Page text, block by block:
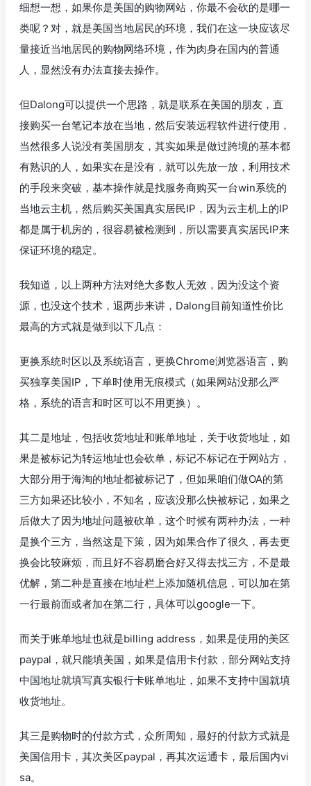
细想一想，如果你是美国的购物网站，你最不会砍的是哪一
类呢？对，就是美国当地居民的环境，我们在这一块应该尽
量接近当地居民的购物网络环境，作为肉身在国内的普通
人，显然没有办法直接去操作。
但Dalong可以提供一个思路，就是联系在美国的朋友，直
接购买一台笔记本放在当地，然后安装远程软件进行使用，
当然很多人说没有美国朋友，其实如果是做过跨境的基本都
有熟识的人，如果实在是没有，就可以先放一放，利用技术
的手段来突破，基本操作就是找服务商购买一台win系统的
当地云主机，然后购买美国真实居民IP，因为云主机上的IP
都是属于机房的，很容易被检测到，所以需要真实居民IP来
保证环境的稳定。
我知道，以上两种方法对绝大多数人无效，因为没这个资
源，也没这个技术，退两步来讲，Dalong目前知道性价比
最高的方式就是做到以下几点：
更换系统时区以及系统语言，更换Chrome浏览器语言，购
买独享美国IP，下单时使用无痕模式（如果网站没那么严
格，系统的语言和时区可以不用更换）。
其二是地址，包括收货地址和账单地址，关于收货地址，如
果是被标记为转运地址也会砍单，标记不标记在于网站方，
大部分用于海淘的地址都被标记了，但如果咱们做OA的第
三方如果还比较小，不知名，应该没那么快被标记，如果之
后做大了因为地址问题被砍单，这个时候有两种办法，一种
是换个三方，当然这是下策，因为如果合作了很久，再去更
换会比较麻烦，而且好不容易磨合好又得去找三方，不是最
优解，第二种是直接在地址栏上添加随机信息，可以加在第
一行最前面或者加在第二行，具体可以google一下。
而关于账单地址也就是billing address，如果是使用的美区
paypal，就只能填美国，如果是信用卡付款，部分网站支持
中国地址就填写真实银行卡账单地址，如果不支持中国就填
收货地址。
其三是购物时的付款方式，众所周知，最好的付款方式就是
美国信用卡，其次美区paypal，再其次运通卡，最后国内vi
sa。